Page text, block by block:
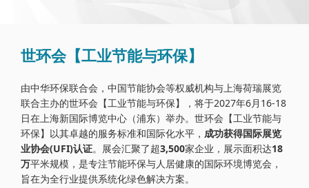
世环会【工业节能与环保】
由中华环保联合会，中国节能协会等权威机构与上海荷瑞展览
联合主办的世环会【工业节能与环保】，将于2027年6月16-18
日在上海新国际博览中心（浦东）举办。世环会【工业节能与
环保】以其卓越的服务标准和国际化水平， 成功获得国际展览
业协会(UFI)认证。展会汇聚了超3,500家企业，展示面积达18
万平米规模，是专注节能环保与人居健康的国际环境博览会，
旨在为全行业提供系统化绿色解决方案。